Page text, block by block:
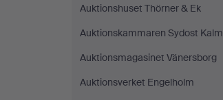
Auktionshuset Thörner & Ek
Auktionskammaren Sydost
Auktionsmagasinet Vänersborg
Auktionsverket Engelholm